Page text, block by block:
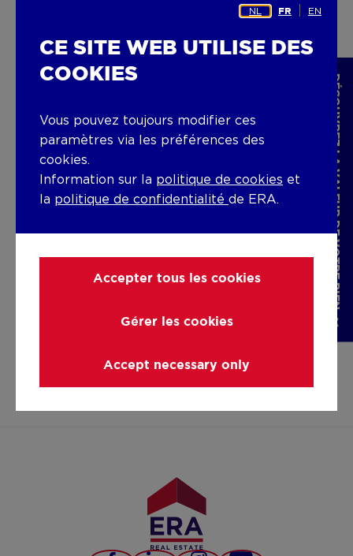
DÉCOUVREZ LA VALEUR DE VOTRE BIEN
NL FR EN
CE SITE WEB UTILISE DES
COOKIES
Vous pouvez toujours modifier ces
paramètres via les préférences des
cookies.
Information sur la politique de cookies et
la politique de confidentialité de ERA.
Accepter tous les cookies
Gérer les cookies
Accept necessary only